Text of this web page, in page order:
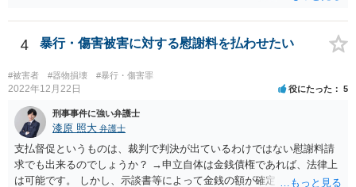
4 暴行・傷害被害に対する慰謝料を払わせたい
#被害者 #器物損壊 #暴行・傷害罪
2022年12月22日 役にたった 5
刑事事件に強い弁護士
漆原 照大 弁護士
支払督促というものは、裁判で判決が出ているわけではない慰謝料請
求でも出来るのでしょうか？ →申立自体は金銭債権であれば、法律上
は可能です。 しかし、示談書等によって金銭の額が確定していない損